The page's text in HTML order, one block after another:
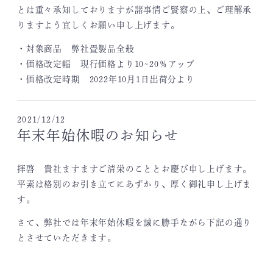
とは重々承知しておりますが諸事情ご賢察の上、ご理解承
りますよう宜しくお願い申し上げます。
・対象商品 弊社畳製品全般
・価格改定幅 現行価格より10~20％アップ
・価格改定時期 2022年10月1日出荷分より
2021/12/12
年末年始休暇のお知らせ
拝啓 貴社ますますご清栄のこととお慶び申し上げます。
平素は格別のお引き立てにあずかり、厚く御礼申し上げま
す。
さて、弊社では年末年始休暇を誠に勝手ながら下記の通り
とさせていただきます。